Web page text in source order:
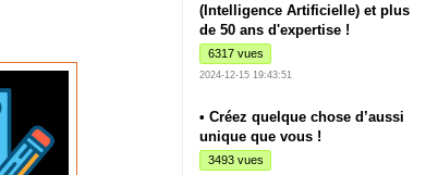
(Intelligence Artificielle) et plus
de 50 ans d'expertise !
6317 vues
2024-12-15 19:43:51
• Créez quelque chose d’aussi
unique que vous !
3493 vues